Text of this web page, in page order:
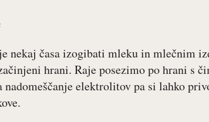
nekaj časa izogibati mleku in mlečnim
hrani. Raje posezimo po hrani s
elektrolitov pa si lahko